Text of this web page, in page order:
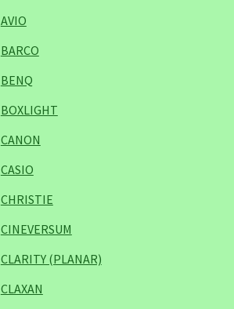
AVIO
BARCO
BENQ
BOXLIGHT
CANON
CASIO
CHRISTIE
CINEVERSUM
CLARITY (PLANAR)
CLAXAN